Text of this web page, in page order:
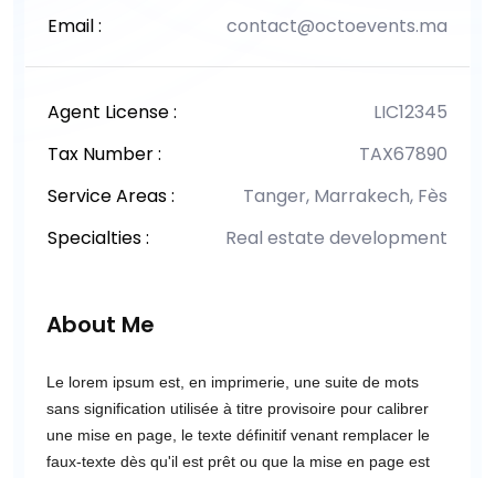
Email :
contact@octoevents.ma
Agent License :
LIC12345
Tax Number :
TAX67890
Service Areas :
Tanger, Marrakech, Fès
Specialties :
Real estate development
About Me
Le lorem ipsum est, en imprimerie, une suite de mots
sans signification utilisée à titre provisoire pour calibrer
une mise en page, le texte définitif venant remplacer le
faux-texte dès qu'il est prêt ou que la mise en page est